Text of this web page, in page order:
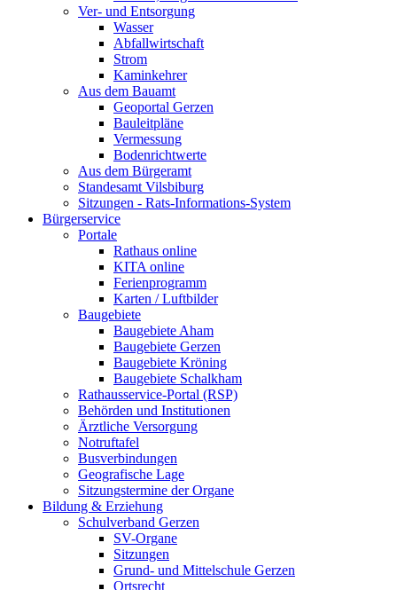
Ver- und Entsorgung
Wasser
Abfallwirtschaft
Strom
Kaminkehrer
Aus dem Bauamt
Geoportal Gerzen
Bauleitpläne
Vermessung
Bodenrichtwerte
Aus dem Bürgeramt
Standesamt Vilsbiburg
Sitzungen - Rats-Informations-System
Bürgerservice
Portale
Rathaus online
KITA online
Ferienprogramm
Karten / Luftbilder
Baugebiete
Baugebiete Aham
Baugebiete Gerzen
Baugebiete Kröning
Baugebiete Schalkham
Rathausservice-Portal (RSP)
Behörden und Institutionen
Ärztliche Versorgung
Notruftafel
Busverbindungen
Geografische Lage
Sitzungstermine der Organe
Bildung & Erziehung
Schulverband Gerzen
SV-Organe
Sitzungen
Grund- und Mittelschule Gerzen
Ortsrecht